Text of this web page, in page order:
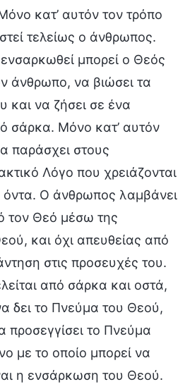
κατ’ αυτόν τον τρόπο
τελείως ο άνθρωπος.
μπορεί ο Θεός
άνθρωπο, να βιώσει τα
και να ζήσει σε ένα
σάρκα. Μόνο κατ’ αυτόν
παράσχει στους
Λόγο που χρειάζονται
όντα. Ο άνθρωπος λαμβάνει
τον Θεό μέσω της
και όχι απευθείας από
στις προσευχές του.
από σάρκα και οστά,
δει το Πνεύμα του Θεού,
το Πνεύμα
με το οποίο μπορεί να
η ενσάρκωση του Θεού.